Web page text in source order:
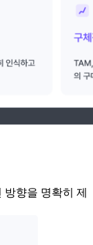
향을 명확히 제